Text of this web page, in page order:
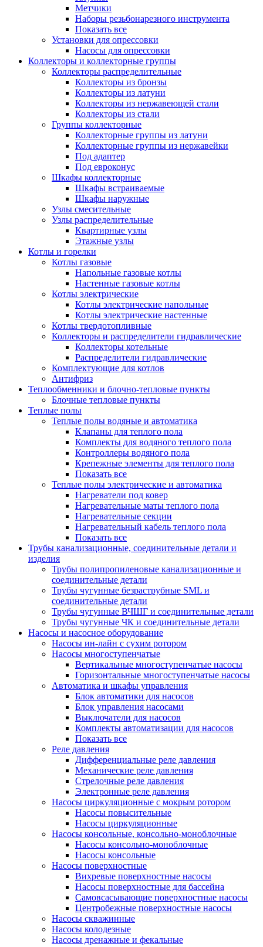
Метчики
Наборы резьбонарезного инструмента
Показать все
Установки для опрессовки
Насосы для опрессовки
Коллекторы и коллекторные группы
Коллекторы распределительные
Коллекторы из бронзы
Коллекторы из латуни
Коллекторы из нержавеющей стали
Коллекторы из стали
Группы коллекторные
Коллекторные группы из латуни
Коллекторные группы из нержавейки
Под адаптер
Под евроконус
Шкафы коллекторные
Шкафы встраиваемые
Шкафы наружные
Узлы смесительные
Узлы распределительные
Квартирные узлы
Этажные узлы
Котлы и горелки
Котлы газовые
Напольные газовые котлы
Настенные газовые котлы
Котлы электрические
Котлы электрические напольные
Котлы электрические настенные
Котлы твердотопливные
Коллекторы и распределители гидравлические
Коллекторы котельные
Распределители гидравлические
Комплектующие для котлов
Антифриз
Теплообменники и блочно-тепловые пункты
Блочные тепловые пункты
Теплые полы
Теплые полы водяные и автоматика
Клапаны для теплого пола
Комплекты для водяного теплого пола
Контроллеры водяного пола
Крепежные элементы для теплого пола
Показать все
Теплые полы электрические и автоматика
Нагреватели под ковер
Нагревательные маты теплого пола
Нагревательные секции
Нагревательный кабель теплого пола
Показать все
Трубы канализационные, соединительные детали и
изделия
Трубы полипропиленовые канализационные и
соединительные детали
Трубы чугунные безраструбные SML и
соединительные детали
Трубы чугунные ВЧШГ и соединительные детали
Трубы чугунные ЧК и соединительные детали
Насосы и насосное оборудование
Насосы ин-лайн с сухим ротором
Насосы многоступенчатые
Вертикальные многоступенчатые насосы
Горизонтальные многоступенчатые насосы
Автоматика и шкафы управления
Блок автоматики для насосов
Блок управления насосами
Выключатели для насосов
Комплекты автоматизации для насосов
Показать все
Реле давления
Дифференциальные реле давления
Механические реле давления
Стрелочные реле давления
Электронные реле давления
Насосы циркуляционные с мокрым ротором
Насосы повысительные
Насосы циркуляционные
Насосы консольные, консольно-моноблочные
Насосы консольно-моноблочные
Насосы консольные
Насосы поверхностные
Вихревые поверхностные насосы
Насосы поверхностные для бассейна
Самовсасывающие поверхностные насосы
Центробежные поверхностные насосы
Насосы скважинные
Насосы колодезные
Насосы дренажные и фекальные